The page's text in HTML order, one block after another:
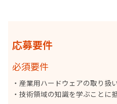
応募要件
必須要件
・産業用ハードウェアの取り扱
・技術領域の知識を学ぶことに